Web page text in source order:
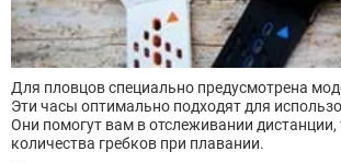
Для пловцов специально предусмотрена
Эти часы оптимально подходят для
Они помогут вам в отслеживании дистанции,
количества гребков при плавании.